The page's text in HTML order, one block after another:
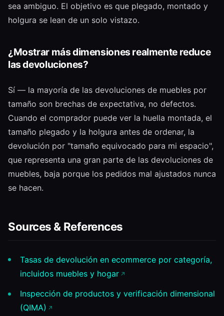
sea ambiguo. El objetivo es que plegado, montado y
holgura se lean de un solo vistazo.
¿Mostrar más dimensiones realmente reduce
las devoluciones?
Sí — la mayoría de las devoluciones de muebles por
tamaño son brechas de expectativa, no defectos.
Cuando el comprador puede ver la huella montada, el
tamaño plegado y la holgura antes de ordenar, la
devolución por "tamaño equivocado para mi espacio",
que representa una gran parte de las devoluciones de
muebles, baja porque los pedidos mal ajustados nunca
se hacen.
Sources & References
Tasas de devolución en ecommerce por categoría,
incluidos muebles y hogar
Inspección de productos y verificación dimensional
(QIMA)